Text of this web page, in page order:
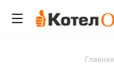
Главная